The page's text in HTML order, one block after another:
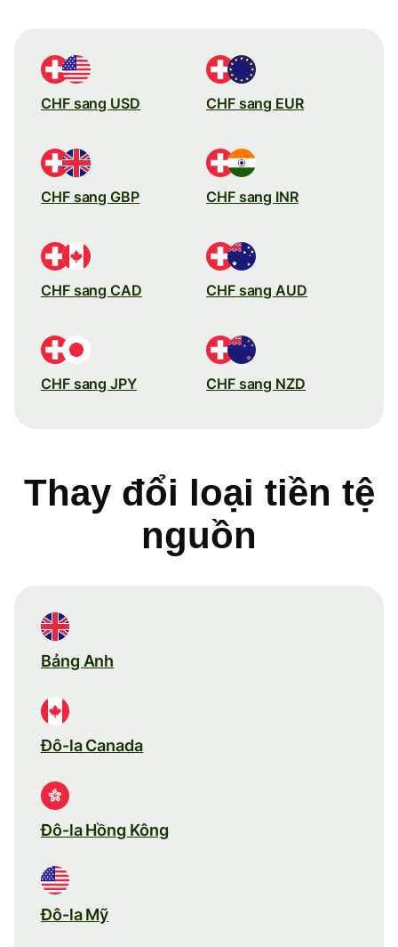
CHF sang USD CHF sang EUR
CHF sang GBP CHF sang INR
CHF sang CAD CHF sang AUD
CHF sang JPY CHF sang NZD
Thay đổi loại tiền tệ
nguồn
Bảng Anh
Đô-la Canada
Đô-la Hồng Kông
Đô-la Mỹ